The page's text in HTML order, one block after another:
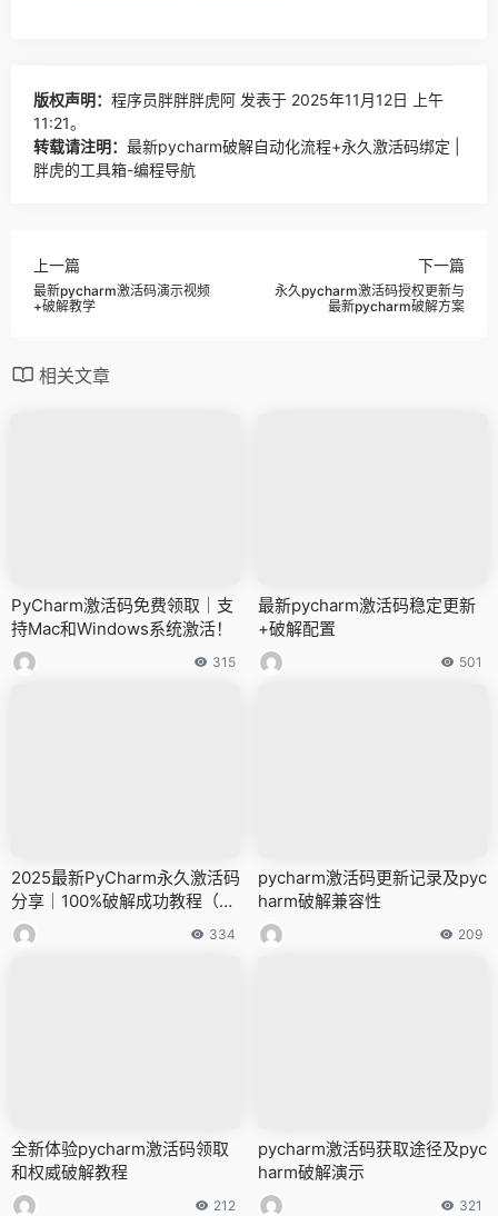
版权声明： 程序员胖胖胖虎阿 发表于 2025年11月12日 上午
11:21。
转载请注明： 最新pycharm破解自动化流程+永久激活码绑定 |
胖虎的工具箱-编程导航
上一篇
最新pycharm激活码演示视频
+破解教学
下一篇
永久pycharm激活码授权更新与
最新pycharm破解方案
相关文章
PyCharm激活码免费领取｜支
持Mac和Windows系统激活！
315
最新pycharm激活码稳定更新
+破解配置
501
2025最新PyCharm永久激活码
分享｜100%破解成功教程（支
持2099年）?
334
pycharm激活码更新记录及pyc
harm破解兼容性
209
全新体验pycharm激活码领取
和权威破解教程
212
pycharm激活码获取途径及pyc
harm破解演示
321